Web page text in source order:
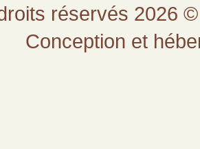
réservés 2026
Conception et